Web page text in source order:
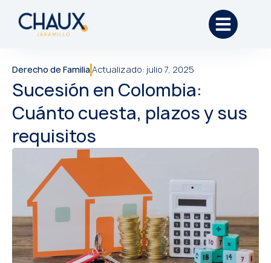
Derecho de FamiliaActualizado: julio 7, 2025
Sucesión en Colombia:
Cuánto cuesta, plazos y sus
requisitos